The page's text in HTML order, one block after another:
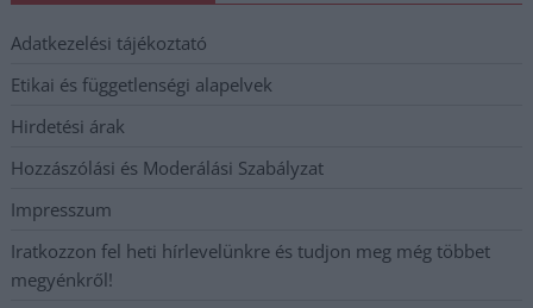
Adatkezelési tájékoztató
Etikai és függetlenségi alapelvek
Hirdetési árak
Hozzászólási és Moderálási Szabályzat
Impresszum
Iratkozzon fel heti hírlevelünkre és tudjon meg még többet
megyénkről!